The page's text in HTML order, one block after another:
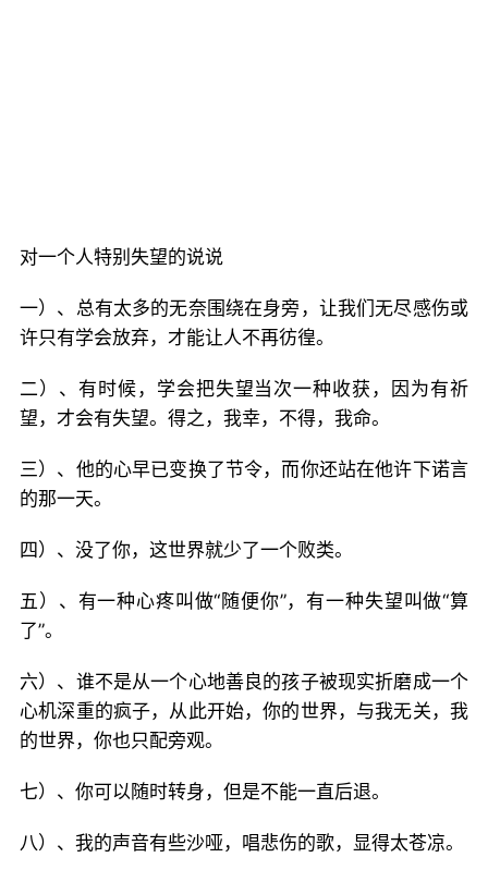
对一个人特别失望的说说
一）、总有太多的无奈围绕在身旁，让我们无尽感伤或
许只有学会放弃，才能让人不再彷徨。
二）、有时候，学会把失望当次一种收获，因为有祈
望，才会有失望。得之，我幸，不得，我命。
三）、他的心早已变换了节令，而你还站在他许下诺言
的那一天。
四）、没了你，这世界就少了一个败类。
五）、有一种心疼叫做“随便你”，有一种失望叫做“算
了”。
六）、谁不是从一个心地善良的孩子被现实折磨成一个
心机深重的疯子，从此开始，你的世界，与我无关，我
的世界，你也只配旁观。
七）、你可以随时转身，但是不能一直后退。
八）、我的声音有些沙哑，唱悲伤的歌，显得太苍凉。